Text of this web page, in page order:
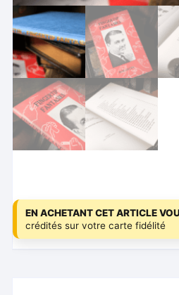
EN ACHETANT CET ARTICLE
crédités sur votre carte fidélité